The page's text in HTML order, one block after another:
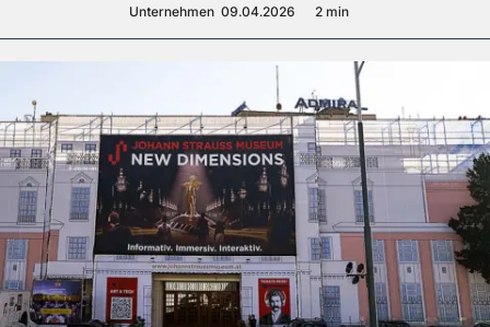
Unternehmen 09.04.2026 2 min